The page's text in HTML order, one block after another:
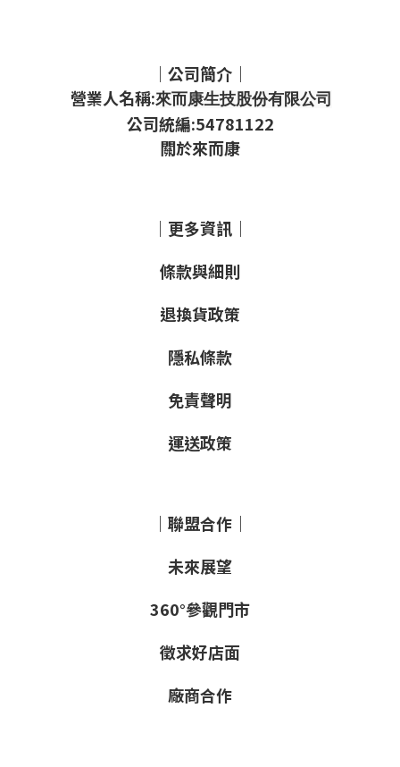
｜公司簡介｜
營業人名稱:來而康生技股份有限公司
公司統編:54781122
關於來而康
｜更多資訊｜
條款與細則
退換貨政策
隱私條款
免責聲明
運送政策
｜聯盟合作｜
未來展望
360°參觀門市
徵求好店面
廠商合作